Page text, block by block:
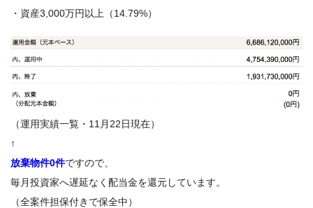
・資産3,000万円以上（14.79%）
（運用実績一覧・11月22日現在）
↑
放棄物件0件ですので、
毎月投資家へ遅延なく配当金を還元しています。
（全案件担保付きで保全中）